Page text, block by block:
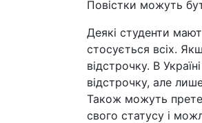
Повістки можуть
Деякі студенти
стосується всіх.
відстрочку. В
відстрочку, але
Також можуть
свого статусу і